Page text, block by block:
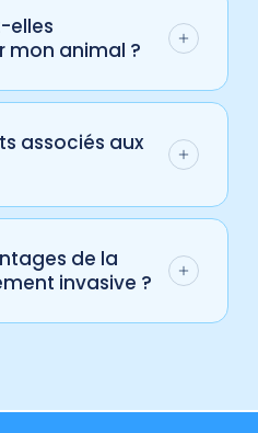
des troubles
une intervention
avec un
recommandée.
elles
mon animal ?
étroitement avec
pour garantir une
douleur avant,
associés aux
de la
Une estimation
après la
de la
invasive ?